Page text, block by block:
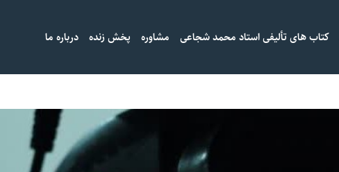
کتاب های تألیفی استاد محمد شجاعی مشاوره پخش زنده درباره ما